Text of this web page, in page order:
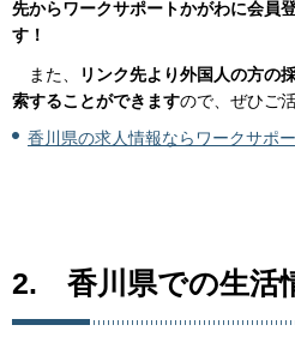
先からワークサポートかがわに会員
す！
ま た、
リンク先より外国人の方の
索することができますので、ぜひご
香川県の求人情報ならワークサポ
2. 香川県での生活